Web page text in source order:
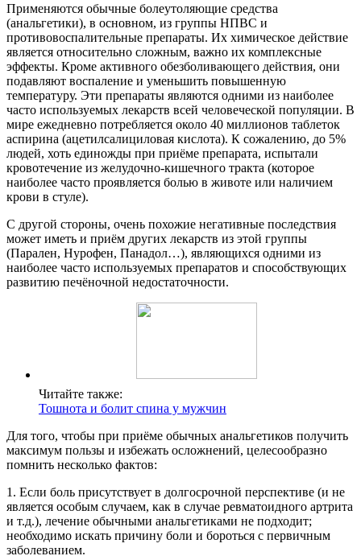
Применяются обычные болеутоляющие средства
(анальгетики), в основном, из группы НПВС и
противовоспалительные препараты. Их химическое действие
является относительно сложным, важно их комплексные
эффекты. Кроме активного обезболивающего действия, они
подавляют воспаление и уменьшить повышенную
температуру. Эти препараты являются одними из наиболее
часто используемых лекарств всей человеческой популяции. В
мире ежедневно потребляется около 40 миллионов таблеток
аспирина (ацетилсалициловая кислота). К сожалению, до 5%
людей, хоть единожды при приёме препарата, испытали
кровотечение из желудочно-кишечного тракта (которое
наиболее часто проявляется болью в животе или наличием
крови в стуле).
С другой стороны, очень похожие негативные последствия
может иметь и приём других лекарств из этой группы
(Парален, Нурофен, Панадол…), являющихся одними из
наиболее часто используемых препаратов и способствующих
развитию печёночной недостаточности.
Читайте также:
Тошнота и болит спина у мужчин
Для того, чтобы при приёме обычных анальгетиков получить
максимум пользы и избежать осложнений, целесообразно
помнить несколько фактов:
1. Если боль присутствует в долгосрочной перспективе (и не
является особым случаем, как в случае ревматоидного артрита
и т.д.), лечение обычными анальгетиками не подходит;
необходимо искать причину боли и бороться с первичным
заболеванием.